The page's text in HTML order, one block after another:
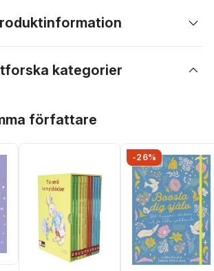
kategorier
författare
-26%